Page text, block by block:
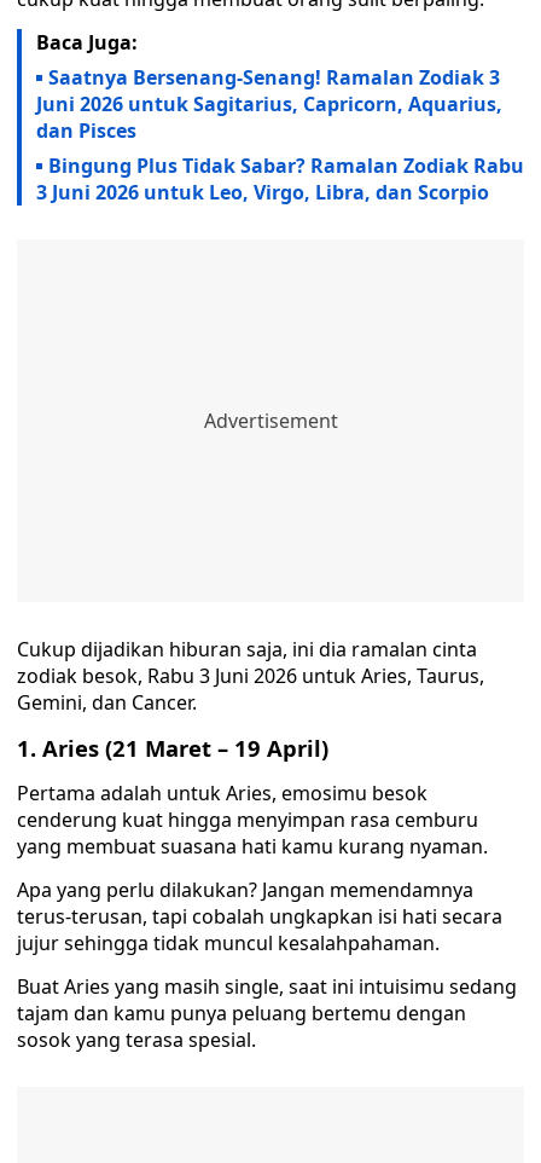
Baca Juga:
Saatnya Bersenang-Senang! Ramalan Zodiak 3
Juni 2026 untuk Sagitarius, Capricorn, Aquarius,
dan Pisces
Bingung Plus Tidak Sabar? Ramalan Zodiak Rabu
3 Juni 2026 untuk Leo, Virgo, Libra, dan Scorpio
Cukup dijadikan hiburan saja, ini dia ramalan cinta
zodiak besok, Rabu 3 Juni 2026 untuk Aries, Taurus,
Gemini, dan Cancer.
1. Aries (21 Maret – 19 April)
Pertama adalah untuk Aries, emosimu besok
cenderung kuat hingga menyimpan rasa cemburu
yang membuat suasana hati kamu kurang nyaman.
Apa yang perlu dilakukan? Jangan memendamnya
terus-terusan, tapi cobalah ungkapkan isi hati secara
jujur sehingga tidak muncul kesalahpahaman.
Buat Aries yang masih single, saat ini intuisimu sedang
tajam dan kamu punya peluang bertemu dengan
sosok yang terasa spesial.